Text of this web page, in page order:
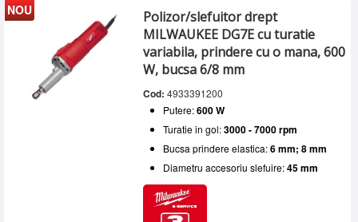
NOU
Polizor/slefuitor drept
MILWAUKEE DG7E cu turatie
variabila, prindere cu o mana, 600
W, bucsa 6/8 mm
Cod: 4933391200
Putere:600 W
Turatie in gol:3000 - 7000 rpm
Bucsa prindere elastica:6 mm; 8 mm
Diametru accesoriu slefuire:45 mm